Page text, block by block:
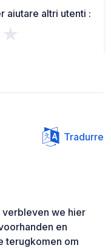
aiutare altri utenti :
Tradurre
we hier
en
terugkomen om